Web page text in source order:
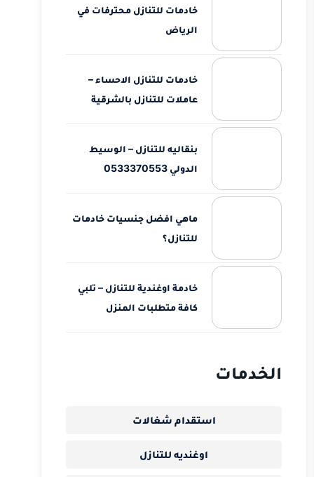
خادمات للتنازل محترفات في
الرياض
خادمات للتنازل الاحساء –
عاملات للتنازل بالشرقية
بنقاليه للتنازل – الوسيط
الدولي 0533370553
ماهي افضل جنسيات خادمات
للتنازل؟
خادمة اوغندية للتنازل – تلبي
كافة متطلبات المنزل
الخدمات
استقدام شغالات
اوغنديه للتنازل